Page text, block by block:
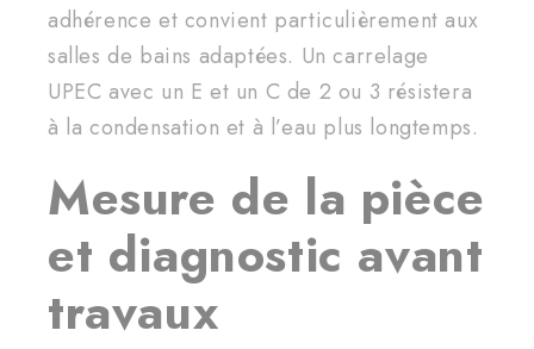
adhérence et convient particulièrement aux
salles de bains adaptées. Un carrelage
UPEC avec un E et un C de 2 ou 3 résistera
à la condensation et à l’eau plus longtemps.
Mesure de la pièce
et diagnostic avant
travaux